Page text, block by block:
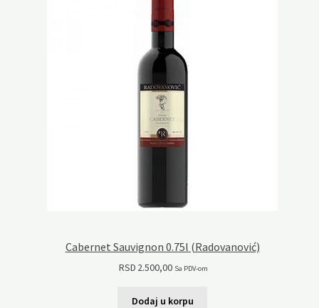
Cabernet Sauvignon 0.75l (Radovanović)
RSD 2.500,00 Sa PDV-om
Dodaj u korpu